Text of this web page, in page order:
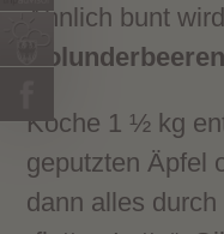
Ähnlich bunt
Koche 1 ½ kg
geputzten Äpfel
dann alles